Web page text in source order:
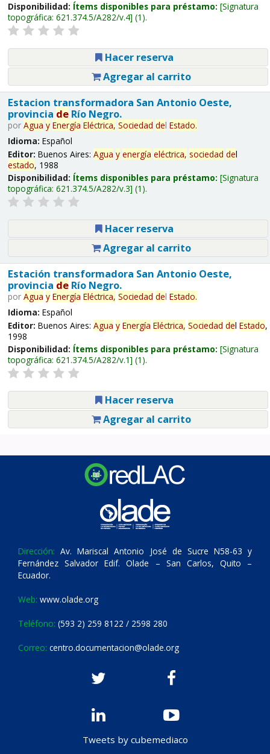
Disponibilidad: Ítems disponibles para préstamo: Signatura
topográfica: 621.374.5/A282/v.4 (1).
Hacer reserva
Agregar al carrito
Estacion transformadora San Antonio Oeste,
provincia deRío Negro.
por Agua y Energía Eléctrica, Sociedad del Estado.
Idioma: Español
Editor: Buenos Aires: Agua y energía eléctrica, sociedad del
estado, 1988
Disponibilidad: Ítems disponibles para préstamo: Signatura
topográfica: 621.374.5/A282/v.3 (1).
Hacer reserva
Agregar al carrito
Estación transformadora San Antonio Oeste,
provincia deRío Negro.
por Agua y Energía Eléctrica, Sociedad del Estado.
Idioma: Español
Editor: Buenos Aires: Agua y Energía Eléctrica, Sociedad del Estado,
1998
Disponibilidad: Ítems disponibles para préstamo: Signatura
topográfica: 621.374.5/A282/v.1 (1).
Hacer reserva
Agregar al carrito
Dirección: Av. Mariscal Antonio José de Sucre N58-63 y
Fernández Salvador Edif. Olade – San Carlos, Quito –
Ecuador.
Web: www.olade.org
Teléfono: (593 2) 259 8122 / 2598 280
Correo: centro.documentacion@olade.org
Tweets by cubemediaco